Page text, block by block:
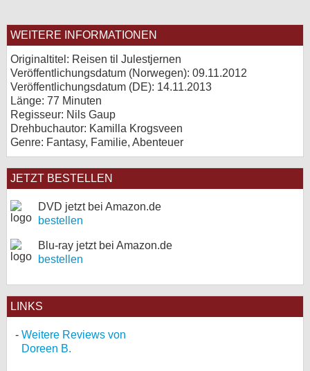
WEITERE INFORMATIONEN
Originaltitel: Reisen til Julestjernen
Veröffentlichungsdatum (Norwegen): 09.11.2012
Veröffentlichungsdatum (DE): 14.11.2013
Länge: 77 Minuten
Regisseur: Nils Gaup
Drehbuchautor: Kamilla Krogsveen
Genre: Fantasy, Familie, Abenteuer
JETZT BESTELLEN
DVD jetzt bei Amazon.de
bestellen
Blu-ray jetzt bei Amazon.de
bestellen
LINKS
Weitere Reviews von
Doreen B.